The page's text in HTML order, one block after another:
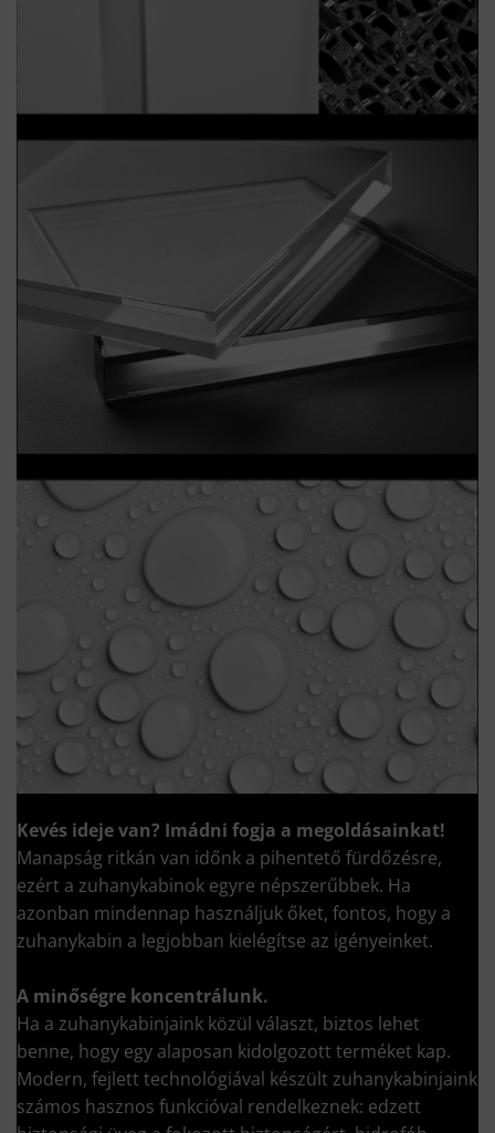
Kevés ideje van? Imádni fogja a megoldásainkat!
Manapság ritkán van időnk a pihentető fürdőzésre,
ezért a zuhanykabinok egyre népszerűbbek. Ha
azonban mindennap használjuk őket, fontos, hogy a
zuhanykabin a legjobban kielégítse az igényeinket.
A minőségre koncentrálunk.
Ha a zuhanykabinjaink közül választ, biztos lehet
benne, hogy egy alaposan kidolgozott terméket kap.
Modern, fejlett technológiával készült zuhanykabinjaink
számos hasznos funkcióval rendelkeznek: edzett